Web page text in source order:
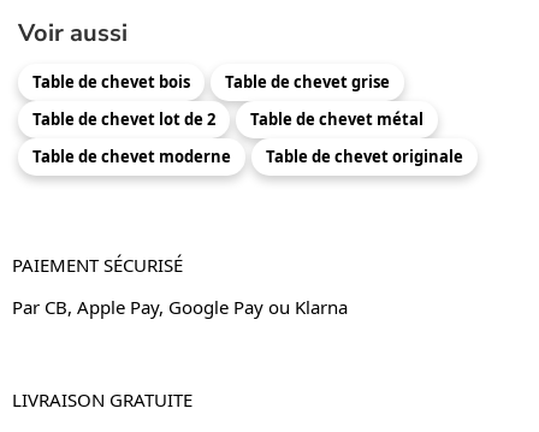
Voir aussi
Table de chevet bois
Table de chevet grise
Table de chevet lot de 2
Table de chevet métal
Table de chevet moderne
Table de chevet originale
PAIEMENT SÉCURISÉ
Par CB, Apple Pay, Google Pay ou Klarna
LIVRAISON GRATUITE